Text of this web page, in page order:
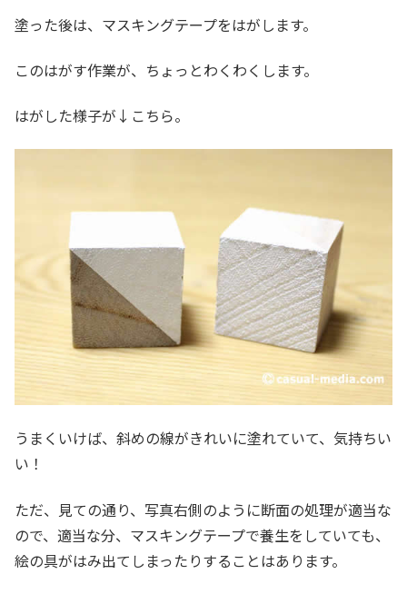
塗った後は、マスキングテープをはがします。
このはがす作業が、ちょっとわくわくします。
はがした様子が↓こちら。
うまくいけば、斜めの線がきれいに塗れていて、気持ちい
い！
ただ、見ての通り、写真右側のように断面の処理が適当な
ので、適当な分、マスキングテープで養生をしていても、
絵の具がはみ出てしまったりすることはあります。